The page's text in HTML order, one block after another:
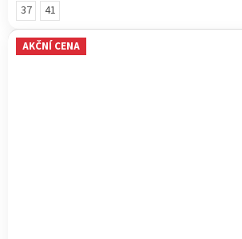
37 41
AKČNÍ CENA